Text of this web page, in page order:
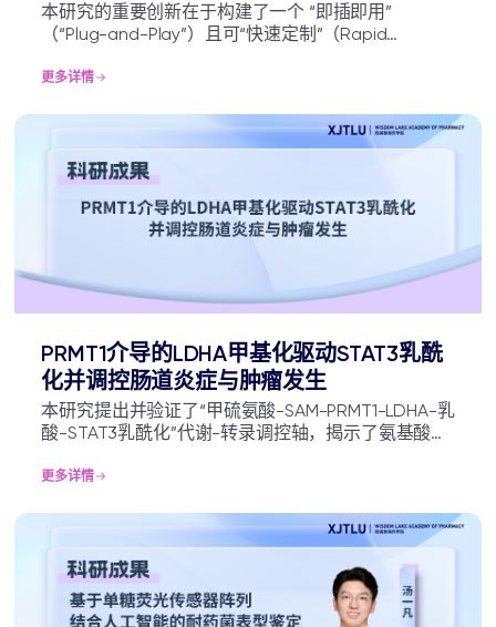
本研究的重要创新在于构建了一个 “即插即用”
（“Plug-and-Play”）且可“快速定制”（Rapid
且互不干扰的 SpyCatcher003 系统与非钙依赖性转
更多详情
PRMT1介导的LDHA甲基化驱动STAT3乳酰
化并调控肠道炎症与肿瘤发生
本研究提出并验证了“甲硫氨酸-SAM-PRMT1-LDHA-乳
酸-STAT3乳酰化”代谢-转录调控轴，揭示了氨基酸代
稳态。该发现拓展了STAT3调控机制和乳酰化生物学
更多详情